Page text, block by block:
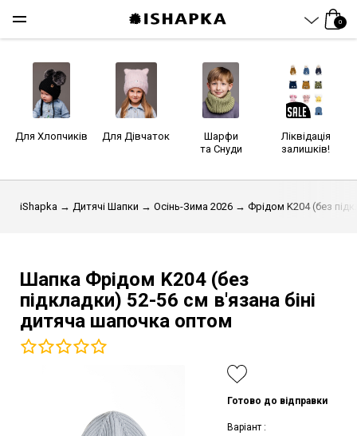
0
Для Хлопчиків Для Дівчаток
Шарфи
та Снуди
Ліквідація
залишків!
iShapka → Дитячі Шапки → Осінь-Зима 2026 → Фрідом K204 (без
Шапка Фрідом K204 (без
підкладки) 52-56 см в'язана біні
дитяча шапочка оптом
Готово до відправки
Варіант :